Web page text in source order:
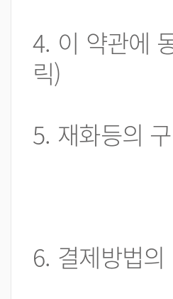
4. 이 약관에
릭)
5. 재화등의
6. 결제방법의